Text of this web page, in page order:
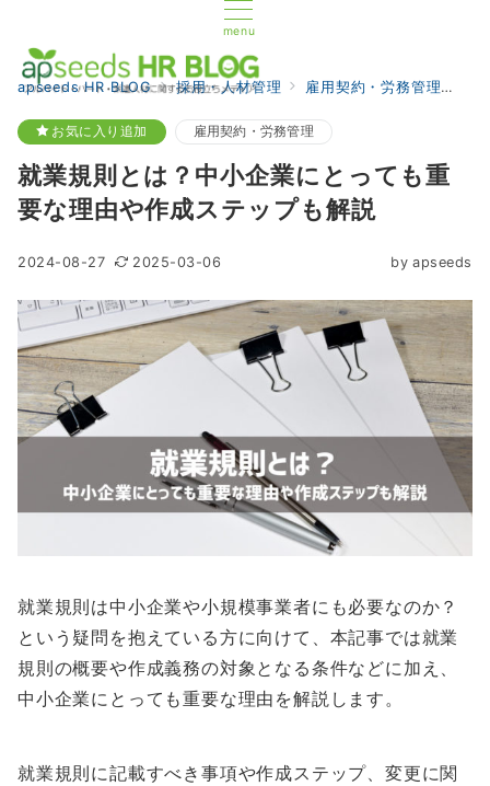
menu
apseeds HR BLOG 採用・人材管理 雇用契約・労務管理
お気に入り追加 雇用契約・労務管理
就業規則とは？中小企業にとっても重
要な理由や作成ステップも解説
2024-08-27 2025-03-06 by apseeds
就業規則は中小企業や小規模事業者にも必要なのか？
という疑問を抱えている方に向けて、本記事では就業
規則の概要や作成義務の対象となる条件などに加え、
中小企業にとっても重要な理由を解説します。
就業規則に記載すべき事項や作成ステップ、変更に関